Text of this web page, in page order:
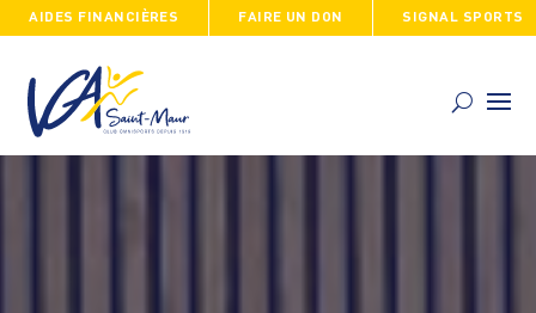
AIDES FINANCIÈRES FAIRE UN DON SIGNAL SPORTS